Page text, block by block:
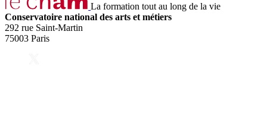
La formation tout au long de la vie
Conservatoire national des arts et métiers
292 rue Saint-Martin
75003 Paris